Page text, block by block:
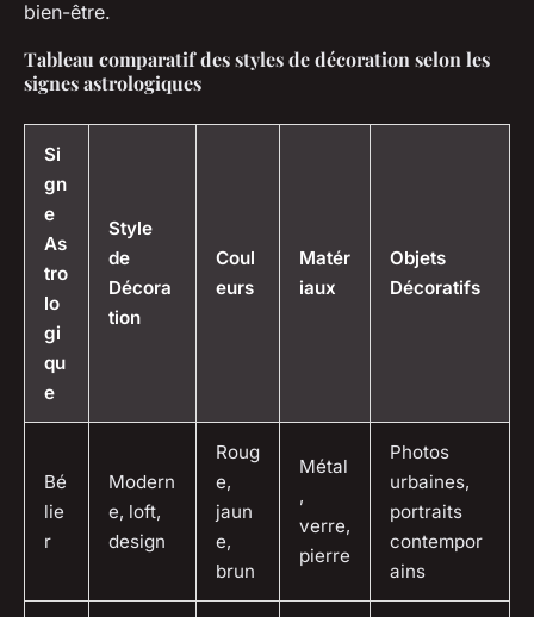
bien-être.
Tableau comparatif des styles de décoration selon les
signes astrologiques
Si
gn
e
As
tro
lo
gi
qu
e
Style
de
Décora
tion
Coul
eurs
Matér
iaux
Objets
Décoratifs
Bé
lie
r
Modern
e, loft,
design
Roug
e,
jaun
e,
brun
Métal
,
verre,
pierre
Photos
urbaines,
portraits
contempor
ains